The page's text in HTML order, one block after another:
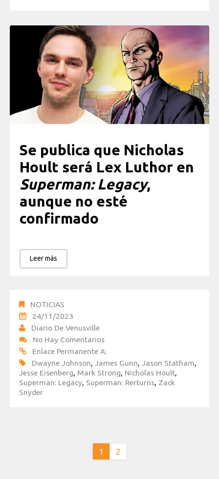
Se publica que Nicholas
Hoult será Lex Luthor en
Superman: Legacy,
aunque no esté
confirmado
Leer más
NOTICIAS
24/11/2023
Diario De Venusville
No Hay Comentarios
Enlace Permanente A:
Dwayne Johnson, James Gunn, Jason Statham,
Jesse Eisenberg, Mark Strong, Nicholas Hoult,
Superman: Legacy, Superman: Rerturns, Zack
Snyder
1 2